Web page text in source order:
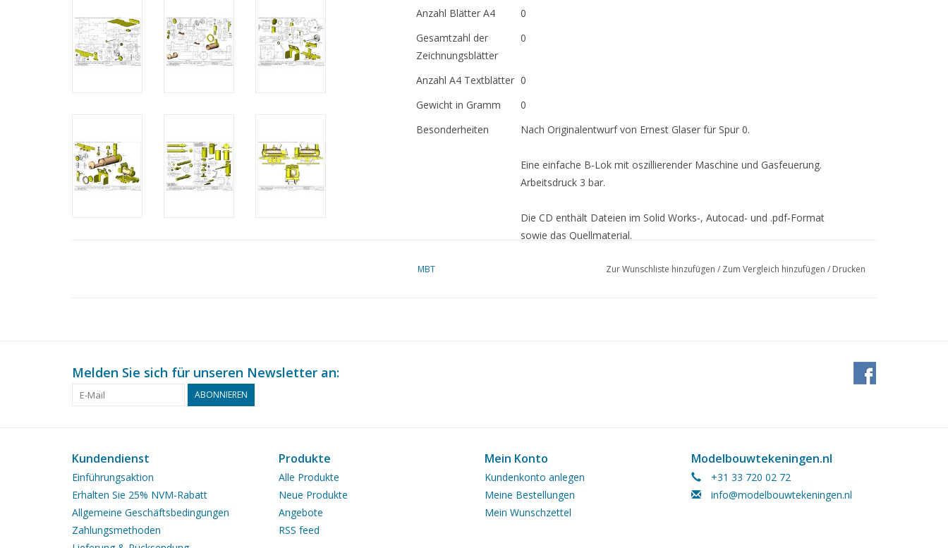
Anzahl Blätter A4
0
Gesamtzahl der
Zeichnungsblätter
0
Anzahl A4 Textblätter 0
Gewicht in Gramm
0
Besonderheiten
Nach Originalentwurf von Ernest Glaser für Spur 0.
Eine einfache B-Lok mit oszillierender Maschine und Gasfeuerung.
Arbeitsdruck 3 bar.
Die CD enthält Dateien im Solid Works-, Autocad- und .pdf-Format
sowie das Quellmaterial.
MBT Zur Wunschliste hinzufügen / Zum Vergleich hinzufügen / Drucken
Melden Sie sich für unseren Newsletter an:
ABONNIEREN
Kundendienst
Einführungsaktion
Erhalten Sie 25% NVM-Rabatt
Allgemeine Geschäftsbedingungen
Zahlungsmethoden
Produkte
Alle Produkte
Neue Produkte
Angebote
RSS feed
Mein Konto
Kundenkonto anlegen
Meine Bestellungen
Mein Wunschzettel
Modelbouwtekeningen.nl
+31 33 720 02 72
info@modelbouwtekeningen.nl